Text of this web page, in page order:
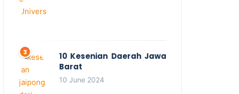
10 Kesenian Daerah Jawa
Barat
10 June 2024